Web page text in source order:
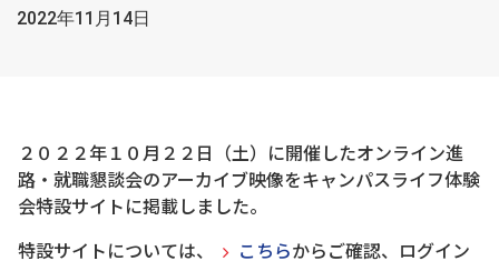
2022年11月14日
２０２２年１０月２２日（土）に開催したオンライン進
路・就職懇談会のアーカイブ映像をキャンパスライフ体験
会特設サイトに掲載しました。
特設サイトについては、
こちらからご確認、ログイン